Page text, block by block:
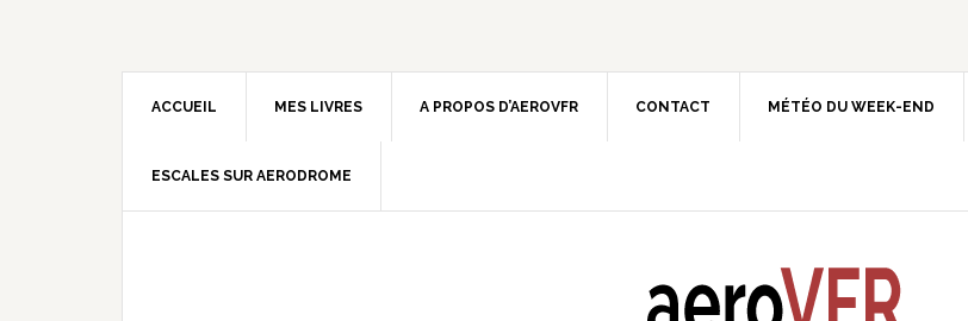
ACCUEIL MES LIVRES A PROPOS D’AEROVFR CONTACT MÉTÉO DU WEEK-END
ESCALES SUR AERODROME